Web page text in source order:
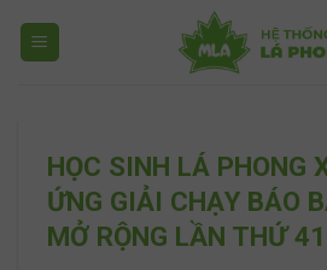
HỌC SINH LÁ PHONG
ỨNG GIẢI CHẠY BÁO
MỞ RỘNG LẦN THỨ 41